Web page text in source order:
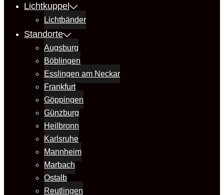
Lichtkuppel
Lichtbänder
Standorte
Augsburg
Böblingen
Esslingen am Neckar
Frankfurt
Göppingen
Günzburg
Heilbronn
Karlsruhe
Mannheim
Marbach
Ostalb
Reutlingen